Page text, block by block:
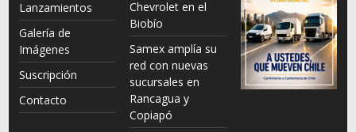
Lanzamientos
Galería de
Imágenes
Suscripción
Contacto
Chevrolet en el
Biobío
Samex amplía su
red con nuevas
sucursales en
Rancagua y
Copiapó